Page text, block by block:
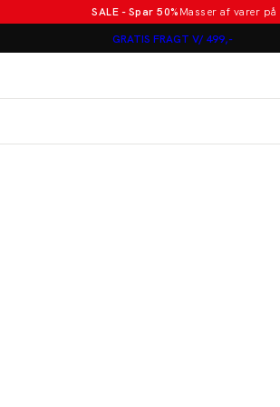
SALE - Spar 50%Masser af varer på
GRATIS FRAGT V/ 499,-Poloer i nye
Jakkesæt
Lindbergh